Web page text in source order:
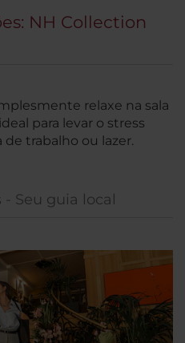
NH Collection
relaxe na sala
para levar o stress
trabalho ou lazer.
Seu guia local